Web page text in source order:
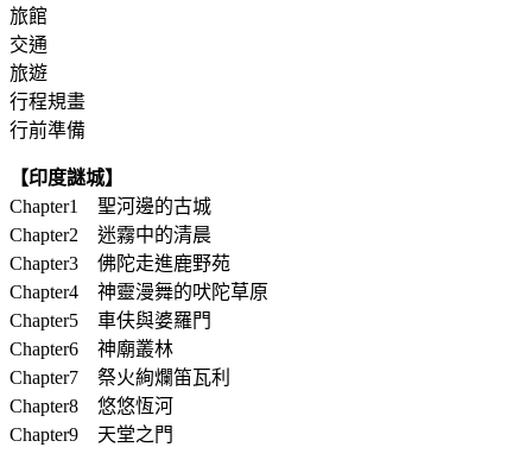
旅館
交通
旅遊
行程規畫
行前準備
【印度謎城】
Chapter1 聖河邊的古城
Chapter2 迷霧中的清晨
Chapter3 佛陀走進鹿野苑
Chapter4 神靈漫舞的吠陀草原
Chapter5 車伕與婆羅門
Chapter6 神廟叢林
Chapter7 祭火絢爛笛瓦利
Chapter8 悠悠恆河
Chapter9 天堂之門